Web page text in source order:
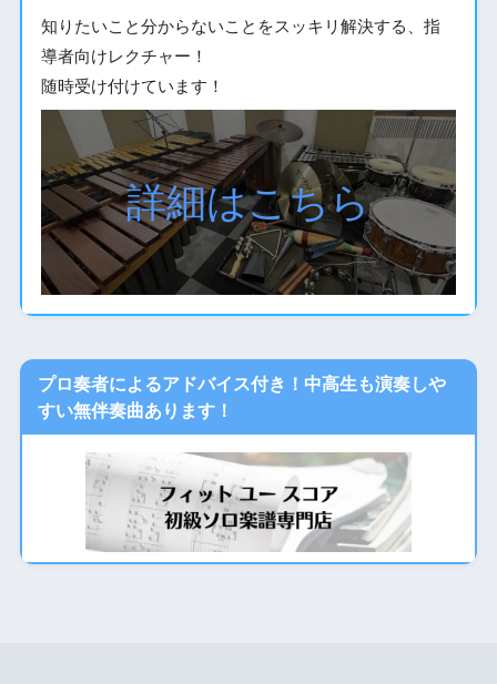
知りたいこと分からないことをスッキリ解決する、指
導者向けレクチャー！
随時受け付けています！
詳細はこちら
プロ奏者によるアドバイス付き！中高生も演奏しや
すい無伴奏曲あります！